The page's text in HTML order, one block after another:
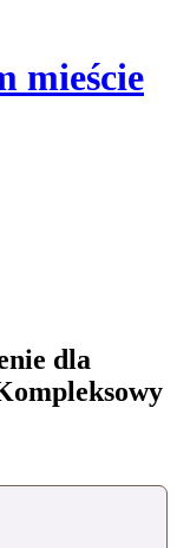
mieście
dla